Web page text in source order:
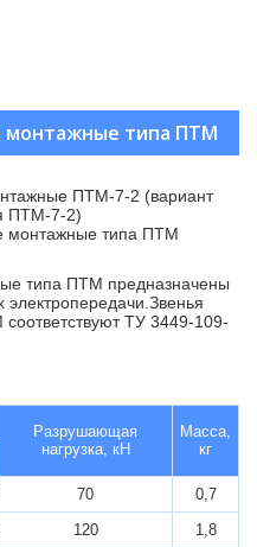
монтажные типа ПТМ
типа ПТМ предназначены
ТУ 3449-109-
Разрушающая
нагрузка, кН
Масса,
кг
70
0,7
120
1,8